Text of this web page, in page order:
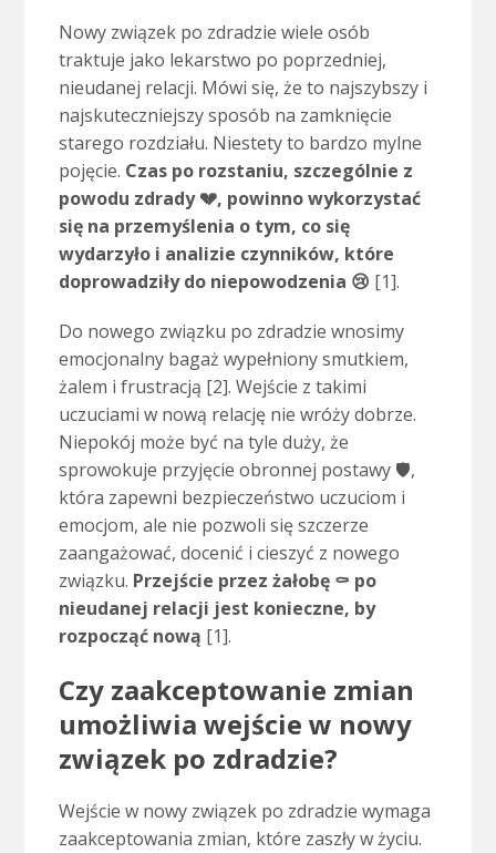
Nowy związek po zdradzie wiele osób
traktuje jako lekarstwo po poprzedniej,
nieudanej relacji. Mówi się, że to najszybszy i
najskuteczniejszy sposób na zamknięcie
starego rozdziału. Niestety to bardzo mylne
pojęcie. Czas po rozstaniu, szczególnie z
powodu zdrady 💔, powinno wykorzystać
się na przemyślenia o tym, co się
wydarzyło i analizie czynników, które
doprowadziły do niepowodzenia 😢 [1].
Do nowego związku po zdradzie wnosimy
emocjonalny bagaż wypełniony smutkiem,
żalem i frustracją [2]. Wejście z takimi
uczuciami w nową relację nie wróży dobrze.
Niepokój może być na tyle duży, że
sprowokuje przyjęcie obronnej postawy 🛡,
która zapewni bezpieczeństwo uczuciom i
emocjom, ale nie pozwoli się szczerze
zaangażować, docenić i cieszyć z nowego
związku. Przejście przez żałobę ⚰ po
nieudanej relacji jest konieczne, by
rozpocząć nową [1].
Czy zaakceptowanie zmian
umożliwia wejście w nowy
związek po zdradzie?
Wejście w nowy związek po zdradzie wymaga
zaakceptowania zmian, które zaszły w życiu.